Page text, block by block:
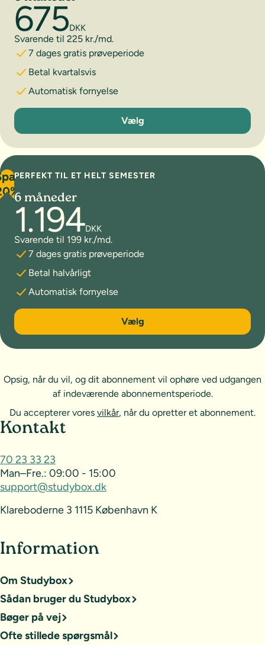
675DKK
Svarende til 225 kr./md.
7 dages gratis prøveperiode
Betal kvartalsvis
Automatisk fornyelse
3 måneder
Vælg
PERFEKT TIL ET HELT SEMESTER
6 måneder
1.194DKK
Svarende til 199 kr./md.
7 dages gratis prøveperiode
Betal halvårligt
Automatisk fornyelse
6 måneder
Vælg
Opsig, når du vil, og dit abonnement vil ophøre ved udgangen
af indeværende abonnementsperiode.
Du accepterer vores vilkår, når du opretter et abonnement.
Sideoversigt og kontakt
Kontakt
70 23 33 23
Man–Fre.: 09:00 - 15:00
support@studybox.dk
Klareboderne 3 1115 København K
Information
Om Studybox
Sådan bruger du Studybox
Bøger på vej
Ofte stillede spørgsmål